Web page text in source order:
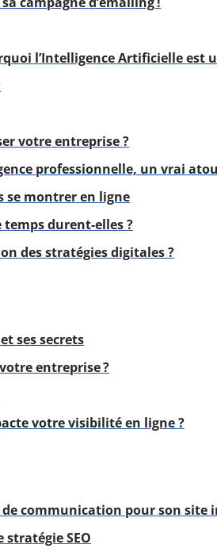
l’Intelligence Artificielle est
votre entreprise ?
professionnelle, un vrai
se montrer en ligne
temps durent-elles ?
des stratégies digitales ?
ses secrets
entreprise ?
votre visibilité en ligne ?
de communication pour son site
stratégie SEO